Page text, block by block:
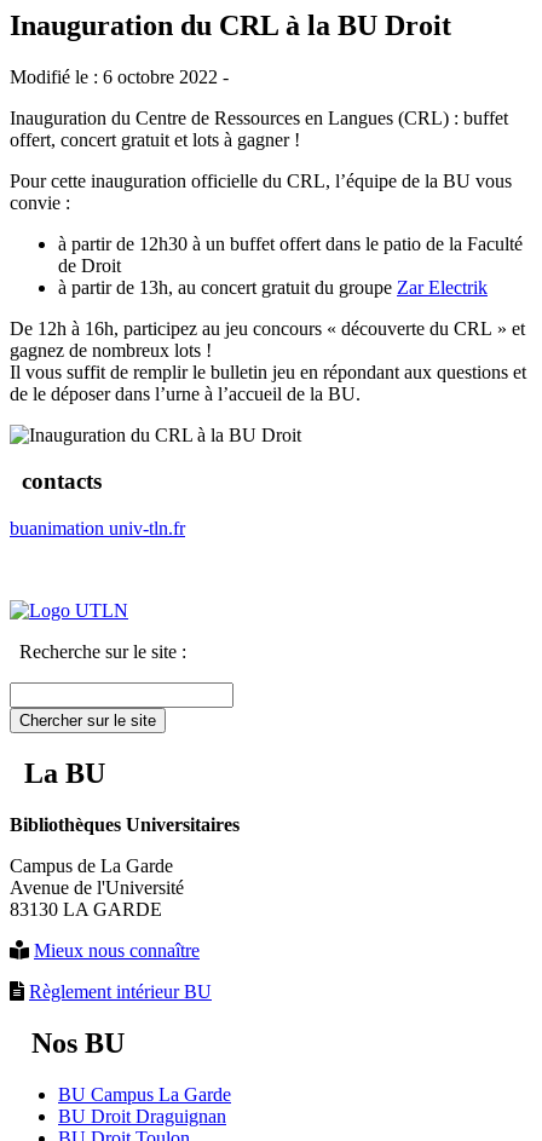
Inauguration du CRL à la BU Droit
Modifié le : 6 octobre 2022 -
Inauguration du Centre de Ressources en Langues (CRL) : buffet
offert, concert gratuit et lots à gagner !
Pour cette inauguration officielle du CRL, l’équipe de la BU vous
convie :
à partir de 12h30 à un buffet offert dans le patio de la Faculté
de Droit
à partir de 13h, au concert gratuit du groupe Zar Electrik
De 12h à 16h, participez au jeu concours « découverte du CRL » et
gagnez de nombreux lots !
Il vous suffit de remplir le bulletin jeu en répondant aux questions et
de le déposer dans l’urne à l’accueil de la BU.
contacts
buanimation univ-tln.fr
Recherche sur le site :
Chercher sur le site
La BU
Bibliothèques Universitaires
Campus de La Garde
Avenue de l'Université
83130 LA GARDE
Mieux nous connaître
Règlement intérieur BU
Nos BU
BU Campus La Garde
BU Droit Draguignan